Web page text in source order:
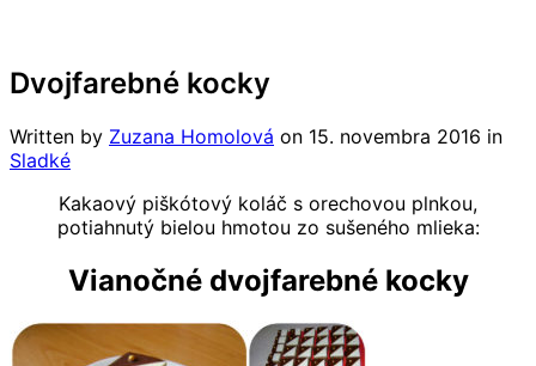
Dvojfarebné kocky
Written by Zuzana Homolová on 15. novembra 2016 in
Sladké
Kakaový piškótový koláč s orechovou plnkou,
potiahnutý bielou hmotou zo sušeného mlieka:
Vianočné dvojfarebné kocky